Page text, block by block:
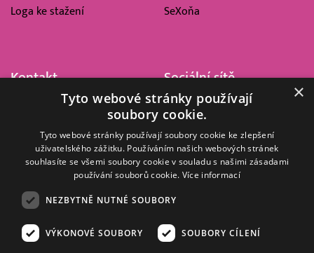
Loga ke stažení
SeXoňa
Kontakt
Barrandov Televizní Studio,
Kříženeckého nám. 322
152 00 Praha 5
IČ 416 93 311
Sociální sítě
© 2008–2026 EMPRESA MEDIA, a.s. Všechna práva vyhrazena.
×
Tyto webové stránky používají
soubory cookie.
Tyto webové stránky používají soubory cookie ke zlepšení
uživatelského zážitku. Používáním našich webových stránek
souhlasíte se všemi soubory cookie v souladu s našimi zásadami
používání souborů cookie. Více informací
NEZBYTNĚ NUTNÉ SOUBORY
VÝKONOVÉ SOUBORY SOUBORY CÍLENÍ